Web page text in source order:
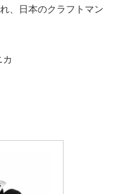
、日本のクラフトマン
カ